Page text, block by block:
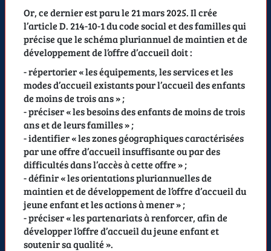
Or, ce dernier est paru le 21 mars 2025. Il crée
l’article D. 214-10-1 du code social et des familles qui
précise que le schéma pluriannuel de maintien et de
développement de l’offre d’accueil doit :
- répertorier «les équipements, les services et les
modes d’accueil existants pour l’accueil des enfants
de moins de trois ans» ;
- préciser «les besoins des enfants de moins de trois
ans et de leurs familles» ;
- identifier «les zones géographiques caractérisées
par une offre d’accueil insuffisante ou par des
difficultés dans l’accès à cette offre» ;
- définir «les orientations pluriannuelles de
maintien et de développement de l’offre d’accueil du
jeune enfant et les actions à mener» ;
- préciser «les partenariats à renforcer, afin de
développer l’offre d’accueil du jeune enfant et
soutenir sa qualité».